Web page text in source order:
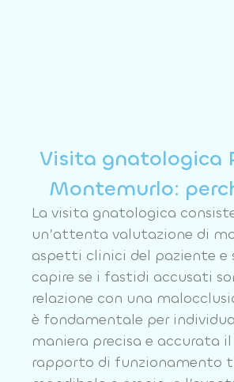
Visita gnatologica
Montemurlo:
La visita gnatologica
un’attenta valutazione di
aspetti clinici del paziente e
capire se i fastidi accusati
relazione con una
è fondamentale per
maniera precisa e accurata il
rapporto di funzionamento